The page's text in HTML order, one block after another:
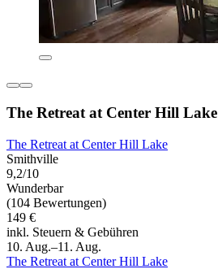
The Retreat at Center Hill Lake
The Retreat at Center Hill Lake
Smithville
9,2/10
Wunderbar
(104 Bewertungen)
149 €
inkl. Steuern & Gebühren
10. Aug.–11. Aug.
The Retreat at Center Hill Lake